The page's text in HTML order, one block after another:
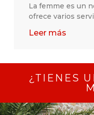
La femme es un
ofrece varios
Leer más
¿TIENES